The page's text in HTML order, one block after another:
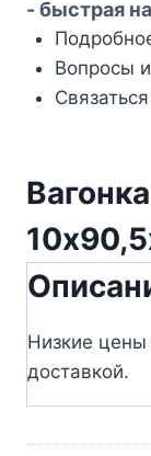
- быстрая
Вопросы
Низкие цены
доставкой.